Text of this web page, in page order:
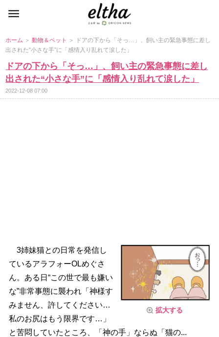
ホーム ＞動物＆ペット
＞ ドアの下から「そっ…」、飼い主の緊急事態に差し
出された“小さな手”に「感情入り乱れて涙した」
ドアの下から「そっ…」、飼い主の緊急事態に差し
出された“小さな手”に「感情入り乱れて涙した」
2022-12-08 07:00
拡大する
3姉妹猫との日常を発信し
ているアラフォーOLめぐさ
ん。ある日“この世で最も嫌い
な”非常事態に襲われ「神様す
みません、許してください…
私のお尻はもう限界です…」
と苦悶していたところ、「神の手」ならぬ「猫の...